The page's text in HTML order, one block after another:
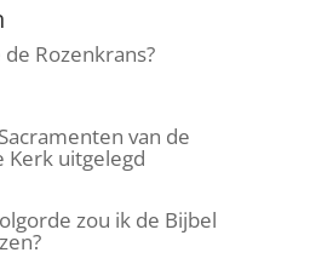
Rozenkrans?
van de
Kerk uitgelegd
zou ik de Bijbel